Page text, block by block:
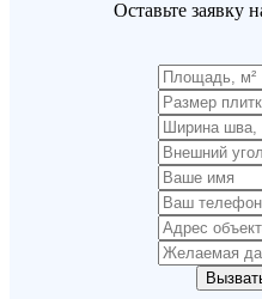
Оставьте заявку